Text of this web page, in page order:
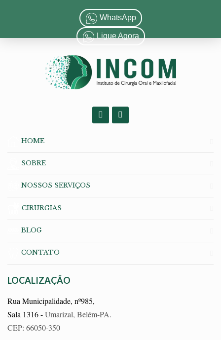
WhatsApp
Ligue Agora
HOME
SOBRE
NOSSOS SERVIÇOS
CIRURGIAS
BLOG
CONTATO
LOCALIZAÇÃO
Rua Municipalidade, nº985,
Sala 1316 -Umarizal, Belém-PA.
CEP: 66050-350